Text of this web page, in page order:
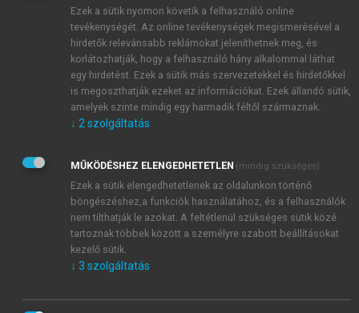
JELSZÓ ÚJRA
Kérek értesítést a MeRSZ újdonságairól, akcióiról.
Kérek értesítést az Akadémiai Kiadó Zrt. újdonságairól,
Adatkezelési tájékoztatóbanfoglaltakat tudomásul
veszem és elfogadom.
Általános vásárlási feltételeket, valamint a szotar.netés a
mersz.huoldalak licencszerződéseiben foglaltakat
tudomásul veszem és elfogadom.
KIPRÓBÁLOM
Ezek a sütik nyomon követik a felhasználó online
tevékenységét. Az online tevékenységek megismerésével a
hirdetők relevánsabb reklámokat jeleníthetnek meg, és
korlátozhatják, hogy a felhasználó hány alkalommal láthat
egy hirdetést. Ezek a sütik más szervezetekkel és hirdetőkkel
is megoszthatják ezeket az információkat. Ezek állandó sütik,
amelyek szinte mindig egy harmadik féltől származnak.
↓ 2 szolgáltatás
MŰKÖDÉSHEZ ELENGEDHETETLEN (mindig szükséges)
Ezek a sütik elengedhetetlenek az oldalunkon történő
böngészéshez,a funkciók használatához, és a felhasználók
nem tilthatják le azokat. A feltétlenül szükséges sütik közé
tartoznak többek között a személyre szabott beállításokat
kezelő sütik.
↓ 3 szolgáltatás